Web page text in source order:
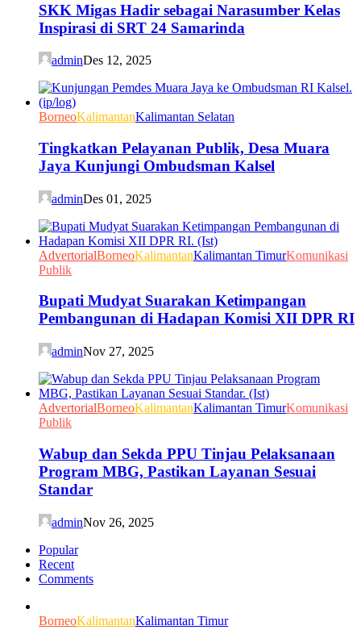
SKK Migas Hadir sebagai Narasumber Kelas
Inspirasi di SRT 24 Samarinda
adminDes 12, 2025
BorneoKalimantanKalimantan Selatan
Tingkatkan Pelayanan Publik, Desa Muara
Jaya Kunjungi Ombudsman Kalsel
adminDes 01, 2025
AdvertorialBorneoKalimantanKalimantan TimurKomunikasi
Publik
Bupati Mudyat Suarakan Ketimpangan
Pembangunan di Hadapan Komisi XII DPR RI
adminNov 27, 2025
AdvertorialBorneoKalimantanKalimantan TimurKomunikasi
Publik
Wabup dan Sekda PPU Tinjau Pelaksanaan
Program MBG, Pastikan Layanan Sesuai
Standar
adminNov 26, 2025
Popular
Recent
Comments
BorneoKalimantanKalimantan Timur